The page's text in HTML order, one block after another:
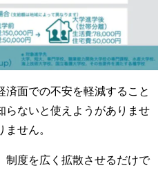
済面での不安を軽減すること
らないと使えようがありませ
せん。
制度を広く拡散させるだけで